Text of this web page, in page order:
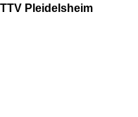
TTV Pleidelsheim